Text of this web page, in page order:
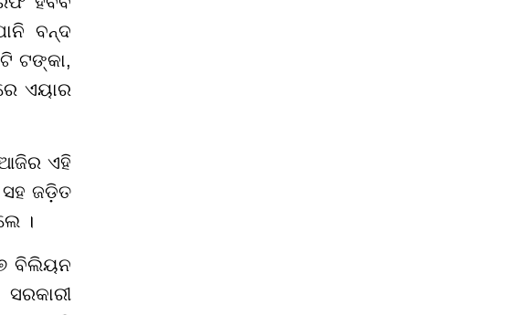
ବନ୍ଦ
ଟଙ୍କା,
ଏୟାର
ଏହି
ସହ ଜଡ଼ିତ
।
୭ ବିଲିୟନ